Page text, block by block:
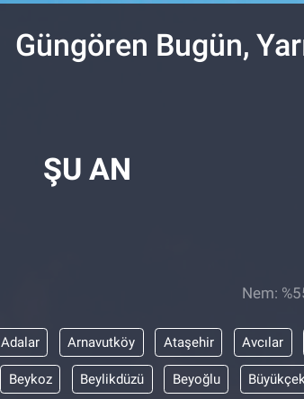
Güngören Bugün,
ŞU AN
Nem:
Adalar Arnavutköy Ataşehir Avcılar
Beykoz Beylikdüzü Beyoğlu